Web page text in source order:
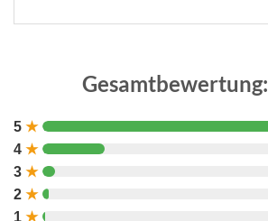
Gesamtbewertung:
5 ★
4 ★
3 ★
2 ★
1 ★